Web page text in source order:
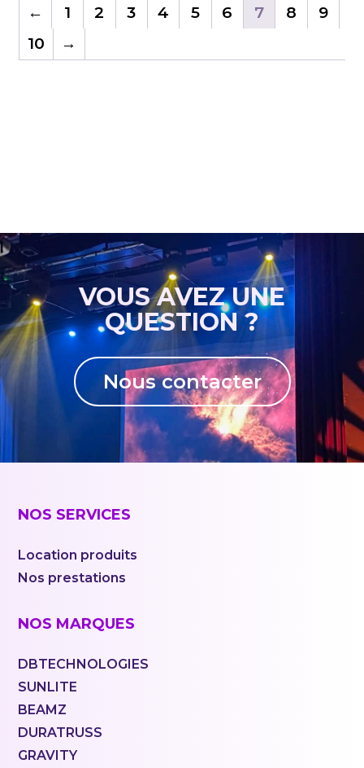
← 1 2 3 4 5 6 7 8
9
10
→
VOUS AVEZ UNE
QUESTION ?
Nous contacter
NOS SERVICES
Location produits
Nos prestations
NOS MARQUES
DBTECHNOLOGIES
SUNLITE
BEAMZ
DURATRUSS
GRAVITY